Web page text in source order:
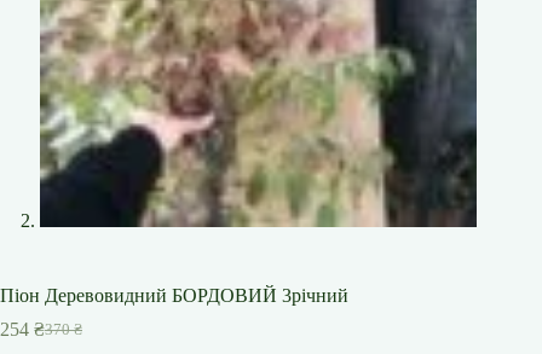
Піон Деревовидний БОРДОВИЙ 3річний
370₴
Оригінальна
254 ₴Поточна